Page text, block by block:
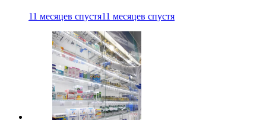
11 месяцев спустя11 месяцев спустя